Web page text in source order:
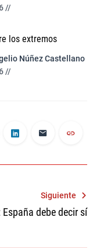
//
los extremos
Núñez Castellano
//
Siguiente
España debe decir sí